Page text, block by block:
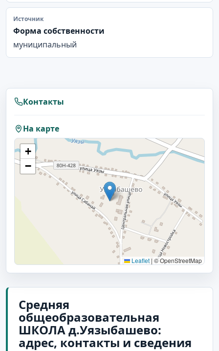
Источник
Форма собственности
муниципальный
Контакты
На карте
+
−
Leaflet | © OpenStreetMap
Средняя
общеобразовательная
ШКОЛА д.Уязыбашево:
адрес, контакты и сведения